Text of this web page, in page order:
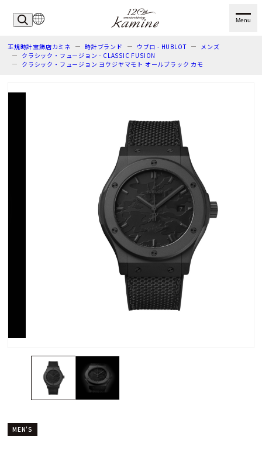
Menu
正規時計宝飾店カミネ 時計ブランド ウブロ - HUBLOT
メンズ
クラシック・フュージョン - CLASSIC FUSION
クラシック・フュージョン ヨウジヤマモト オールブラック カモ
MEN'S